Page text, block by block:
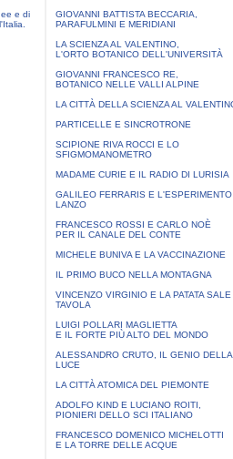
e di
GIOVANNI BATTISTA BECCARIA,
PARAFULMINI E MERIDIANI
LA SCIENZA AL VALENTINO,
L'ORTO BOTANICO DELL'UNIVERSITÀ
GIOVANNI FRANCESCO RE,
BOTANICO NELLE VALLI ALPINE
LA CITTÀ DELLA SCIENZA AL
PARTICELLE E SINCROTRONE
SCIPIONE RIVA ROCCI E LO
SFIGMOMANOMETRO
MADAME CURIE E IL RADIO DI LURISIA
GALILEO FERRARIS E
LANZO
FRANCESCO ROSSI E CARLO NOÈ
PER IL CANALE DEL CONTE
MICHELE BUNIVA E LA VACCINAZIONE
IL PRIMO BUCO NELLA MONTAGNA
VINCENZO VIRGINIO E LA PATATA SALE
TAVOLA
LUIGI POLLARI MAGLIETTA
E IL FORTE PIÙ ALTO DEL MONDO
ALESSANDRO CRUTO, IL GENIO DELLA
LUCE
LA CITTÀ ATOMICA DEL PIEMONTE
ADOLFO KIND E LUCIANO ROITI,
PIONIERI DELLO SCI ITALIANO
FRANCESCO DOMENICO MICHELOTTI
E LA TORRE DELLE ACQUE